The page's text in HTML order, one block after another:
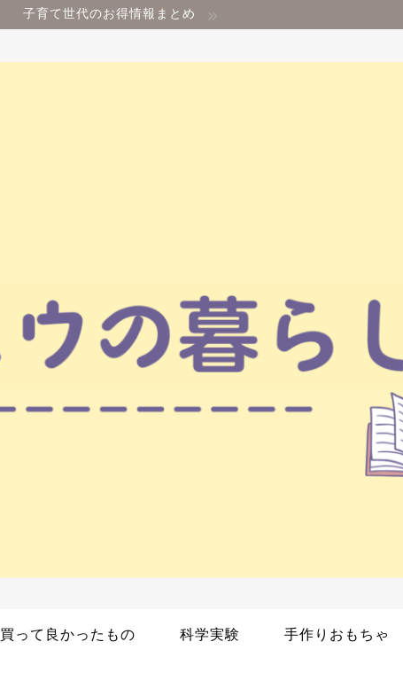
子育て世代のお得情報まとめ
買って良かったもの 科学実験 手作りおもちゃ